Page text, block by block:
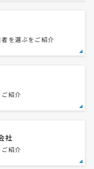
を選ぶをご紹介
紹介
社
紹介